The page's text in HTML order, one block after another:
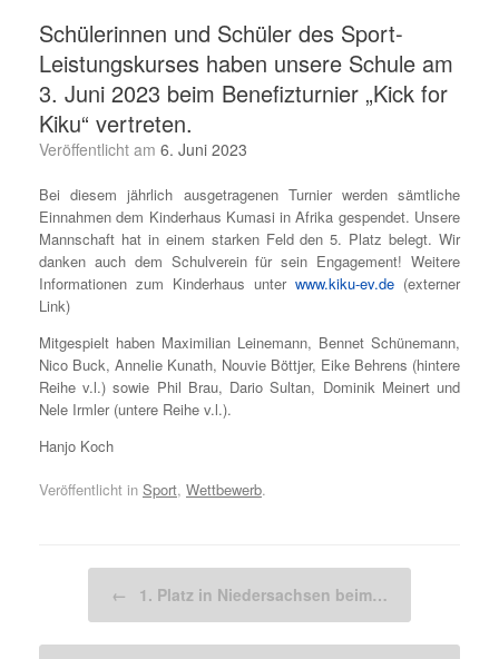
Schülerinnen und Schüler des Sport-
Leistungskurses haben unsere Schule am
3. Juni 2023 beim Benefizturnier „Kick for
Kiku“ vertreten.
Veröffentlicht am 6. Juni 2023
Bei diesem jährlich ausgetragenen Turnier werden sämtliche
Einnahmen dem Kinderhaus Kumasi in Afrika gespendet. Unsere
Mannschaft hat in einem starken Feld den 5. Platz belegt. Wir
danken auch dem Schulverein für sein Engagement! Weitere
Informationen zum Kinderhaus unter www.kiku-ev.de (externer
Link)
Mitgespielt haben Maximilian Leinemann, Bennet Schünemann,
Nico Buck, Annelie Kunath, Nouvie Böttjer, Eike Behrens (hintere
Reihe v.l.) sowie Phil Brau, Dario Sultan, Dominik Meinert und
Nele Irmler (untere Reihe v.l.).
Hanjo Koch
Veröffentlicht in Sport, Wettbewerb.
← 1. Platz in Niedersachsen beim…